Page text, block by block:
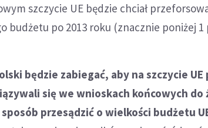
szczycie UE będzie chciał
budżetu po 2013 roku (znacznie poniżej 1
będzie zabiegać, aby na szczycie
się we wnioskach końcowych do
przesądzić o wielkości budżetu